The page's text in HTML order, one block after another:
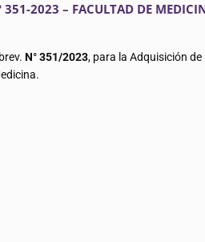
351-2023 – FACULTAD DE
N° 351/2023, para la Adquisición